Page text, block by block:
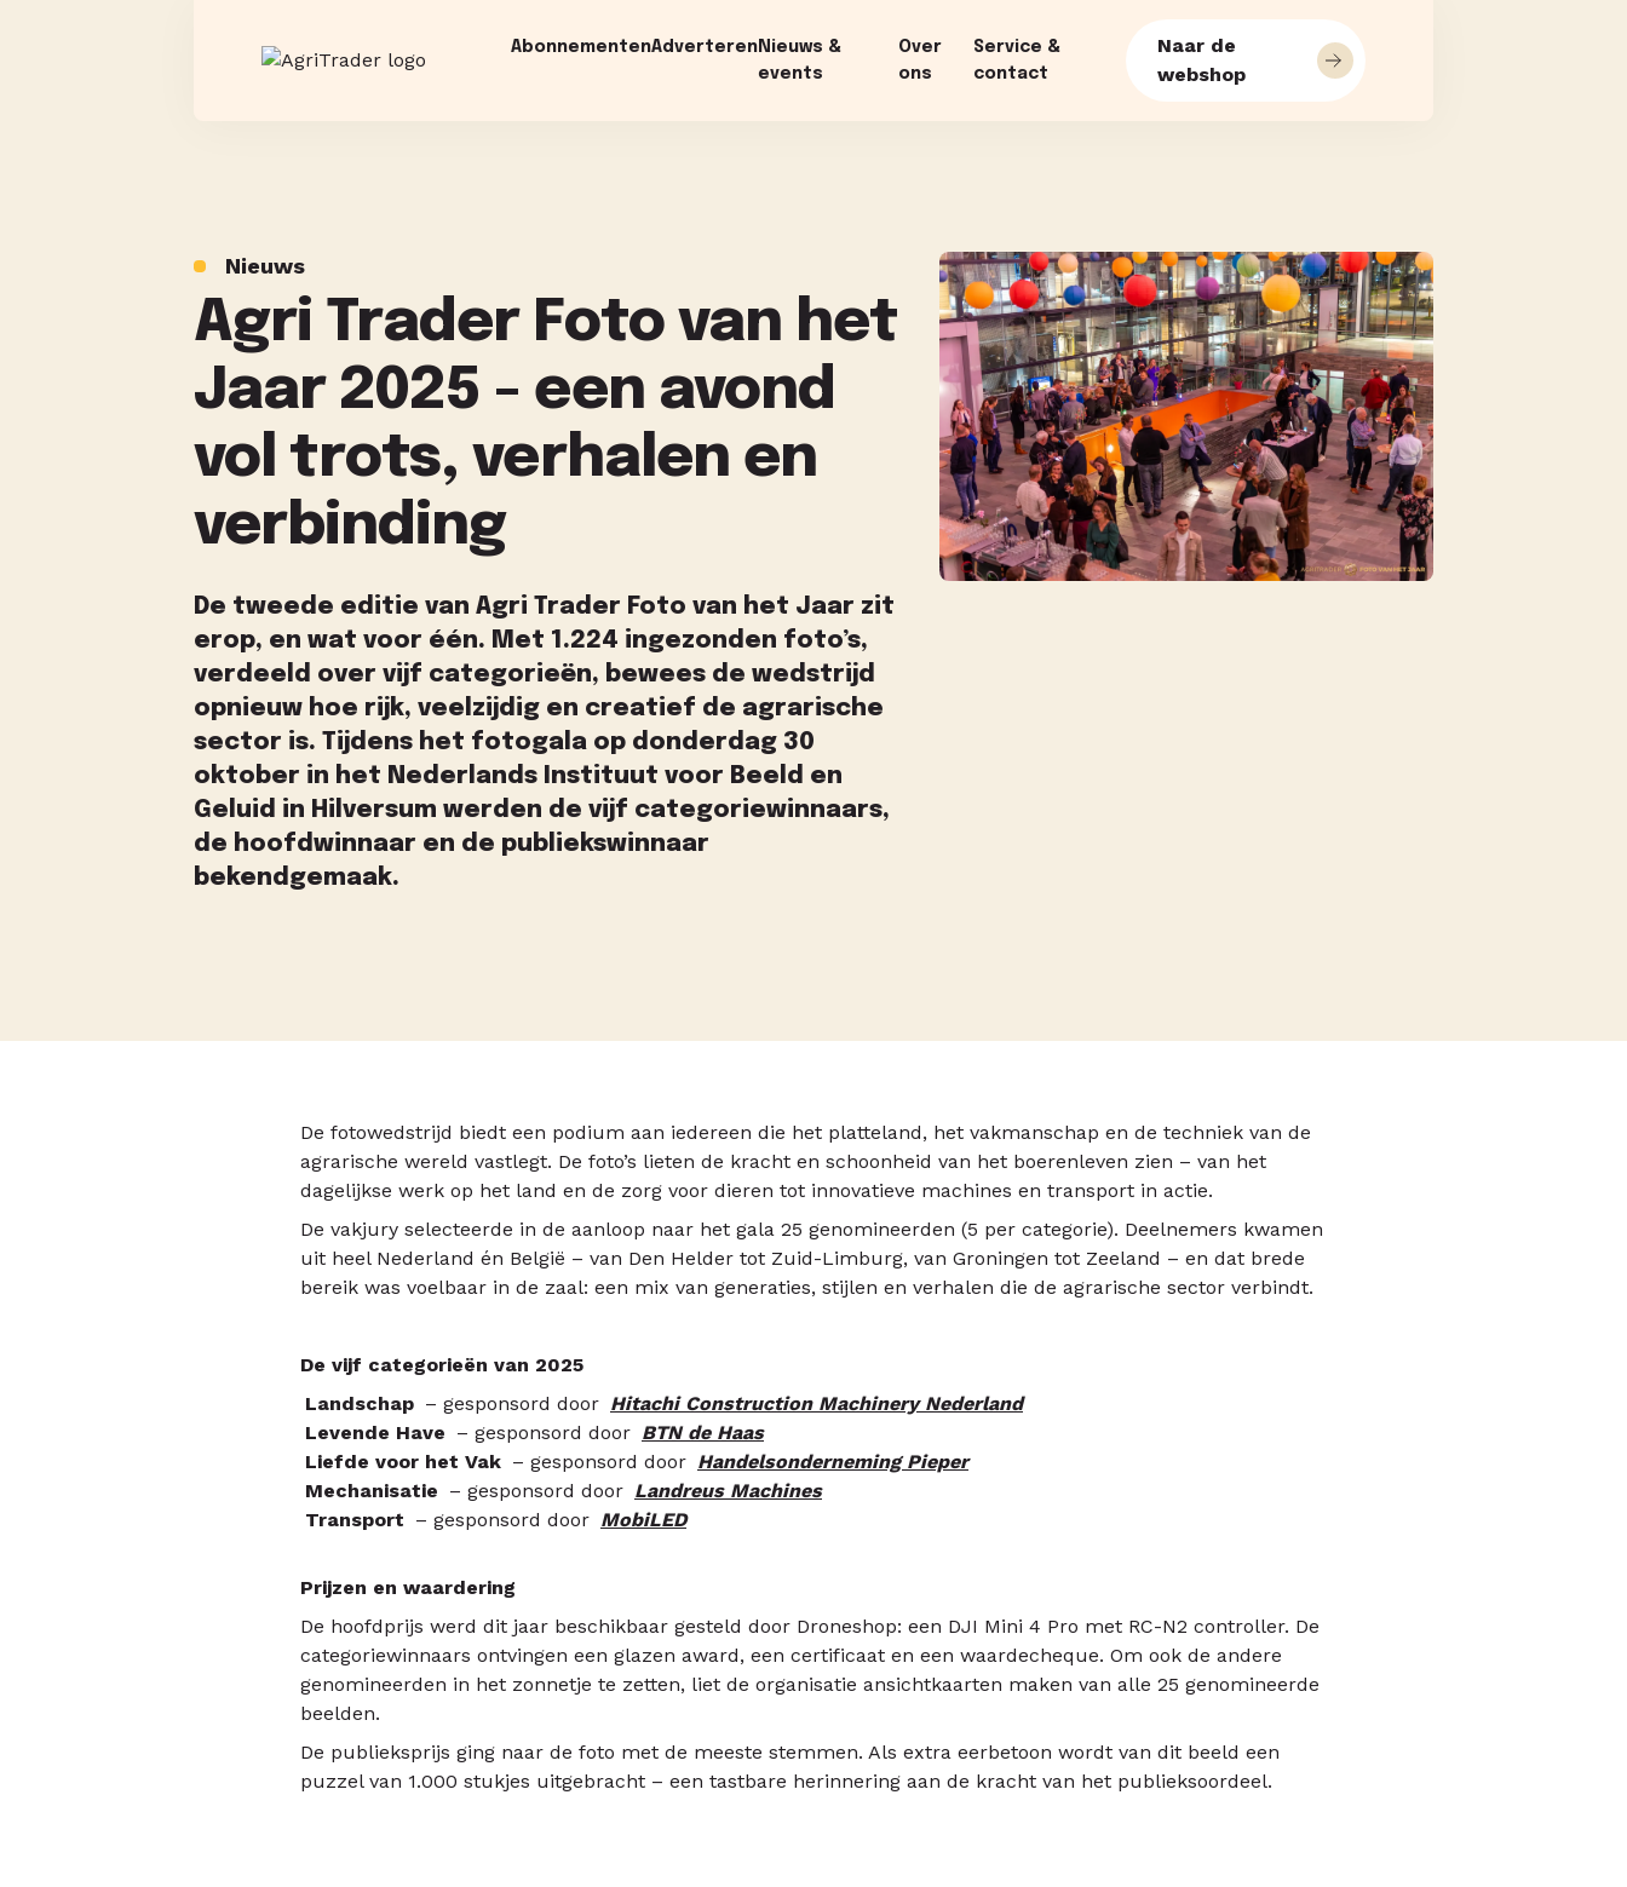
AbonnementenAdverteren Nieuws &
events
Over
ons
Service &
contact
Naar de
webshop
Nieuws
Agri Trader Foto van het
Jaar 2025 - een avond
vol trots, verhalen en
verbinding
De tweede editie van Agri Trader Foto van het Jaar zit
erop, en wat voor één. Met 1.224 ingezonden foto’s,
verdeeld over vijf categorieën, bewees de wedstrijd
opnieuw hoe rijk, veelzijdig en creatief de agrarische
sector is. Tijdens het fotogala op donderdag 30
oktober in het Nederlands Instituut voor Beeld en
Geluid in Hilversum werden de vijf categoriewinnaars,
de hoofdwinnaar en de publiekswinnaar
bekendgemaak.
De fotowedstrijd biedt een podium aan iedereen die het platteland, het vakmanschap en de techniek van de
agrarische wereld vastlegt. De foto’s lieten de kracht en schoonheid van het boerenleven zien – van het
dagelijkse werk op het land en de zorg voor dieren tot innovatieve machines en transport in actie.
De vakjury selecteerde in de aanloop naar het gala 25 genomineerden (5 per categorie). Deelnemers kwamen
uit heel Nederland én België – van Den Helder tot Zuid-Limburg, van Groningen tot Zeeland – en dat brede
bereik was voelbaar in de zaal: een mix van generaties, stijlen en verhalen die de agrarische sector verbindt.
De vijf categorieën van 2025
Landschap – gesponsord door Hitachi Construction Machinery Nederland
Levende Have – gesponsord door BTN de Haas
Liefde voor het Vak – gesponsord door Handelsonderneming Pieper
Mechanisatie – gesponsord door Landreus Machines
Transport – gesponsord door MobiLED
Prijzen en waardering
De hoofdprijs werd dit jaar beschikbaar gesteld door Droneshop: een DJI Mini 4 Pro met RC-N2 controller. De
categoriewinnaars ontvingen een glazen award, een certificaat en een waardecheque. Om ook de andere
genomineerden in het zonnetje te zetten, liet de organisatie ansichtkaarten maken van alle 25 genomineerde
beelden.
De publieksprijs ging naar de foto met de meeste stemmen. Als extra eerbetoon wordt van dit beeld een
puzzel van 1.000 stukjes uitgebracht – een tastbare herinnering aan de kracht van het publieksoordeel.